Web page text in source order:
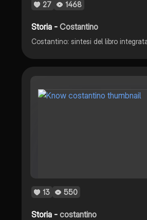
27 1468
Storia -Costantino
Costantino: sintesi del libro
13 550
Storia -costantino